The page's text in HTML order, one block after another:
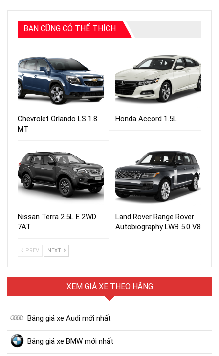
BẠN CŨNG CÓ THỂ THÍCH
Chevrolet Orlando LS 1.8
MT
Honda Accord 1.5L
Nissan Terra 2.5L E 2WD
7AT
Land Rover Range Rover
Autobiography LWB 5.0 V8
PREV NEXT
XEM GIÁ XE THEO HÃNG
Bảng giá xe Audi mới nhất
Bảng giá xe BMW mới nhất